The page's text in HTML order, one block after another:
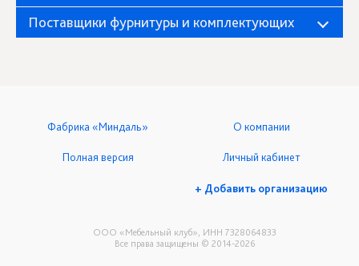
Поставщики фурнитуры и комплектующих
ООО «Мебельный клуб», ИНН 7328064833
Все права защищены © 2014-2026
Фабрика «Миндаль» О компании
Полная версия Личный кабинет
+ Добавить организацию